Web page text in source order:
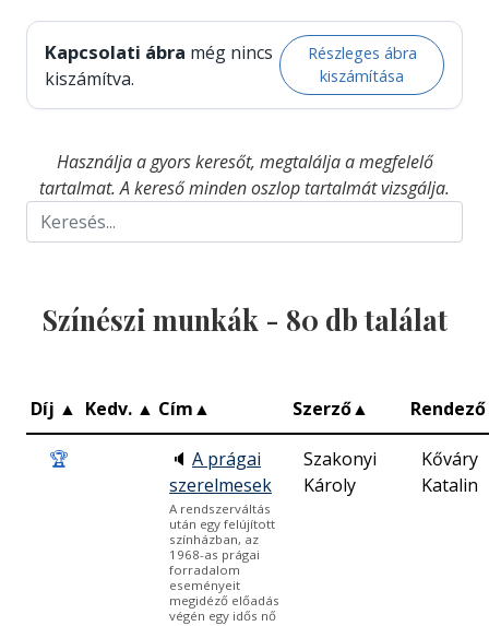
Kapcsolati ábra még nincs
kiszámítva.
Részleges ábra
kiszámítása
Használja a gyors keresőt, megtalálja a megfelelő
tartalmat. A kereső minden oszlop tartalmát vizsgálja.
Színészi munkák - 80 db találat
Díj ▲ Kedv. ▲ Cím▲ Szerző▲ Rendező
🏆 🔈 A prágai
szerelmesek
A rendszerváltás
után egy felújított
színházban, az
1968-as prágai
forradalom
eseményeit
megidéző előadás
végén egy idős nő
Szakonyi
Károly
Kőváry
Katalin